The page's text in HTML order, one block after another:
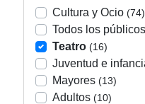
Cultura y Ocio (74)
Todos los públicos
Teatro (16)
Juventud e
Mayores (13)
Adultos (10)